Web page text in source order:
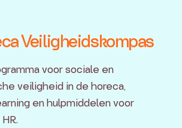
Veiligheidskompas
voor sociale en
veiligheid in de horeca,
en hulpmiddelen voor